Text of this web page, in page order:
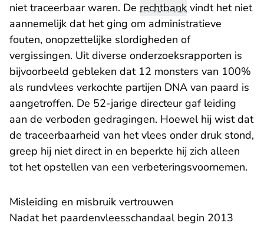
niet traceerbaar waren. De rechtbank vindt het niet
aannemelijk dat het ging om administratieve
fouten, onopzettelijke slordigheden of
vergissingen. Uit diverse onderzoeksrapporten is
bijvoorbeeld gebleken dat 12 monsters van 100%
als rundvlees verkochte partijen DNA van paard is
aangetroffen. De 52-jarige directeur gaf leiding
aan de verboden gedragingen. Hoewel hij wist dat
de traceerbaarheid van het vlees onder druk stond,
greep hij niet direct in en beperkte hij zich alleen
tot het opstellen van een verbeteringsvoornemen.
Misleiding en misbruik vertrouwen
Nadat het paardenvleesschandaal begin 2013